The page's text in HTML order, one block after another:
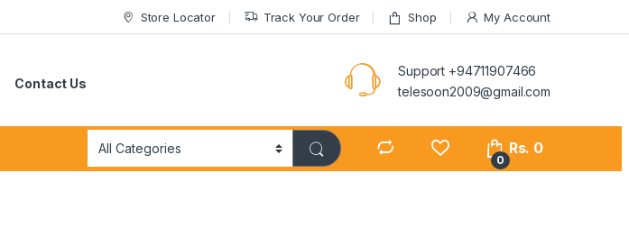
Store Locator Track Your Order Shop My Account
Contact Us
Support +94711907466
telesoon2009@gmail.com
0
Rs. 0